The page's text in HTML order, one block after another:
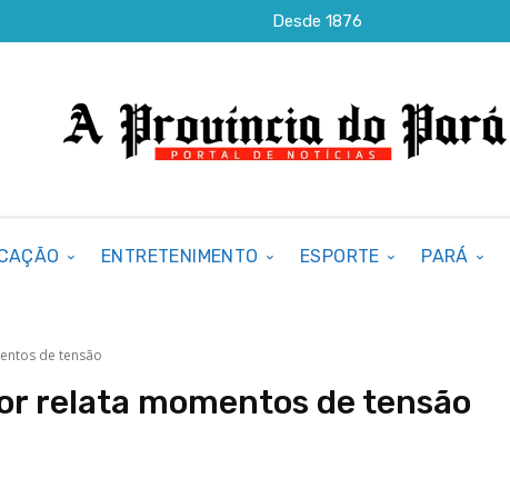
Desde 1876
ENTRETENIMENTO ESPORTE PARÁ
de tensão
relata momentos de tensão